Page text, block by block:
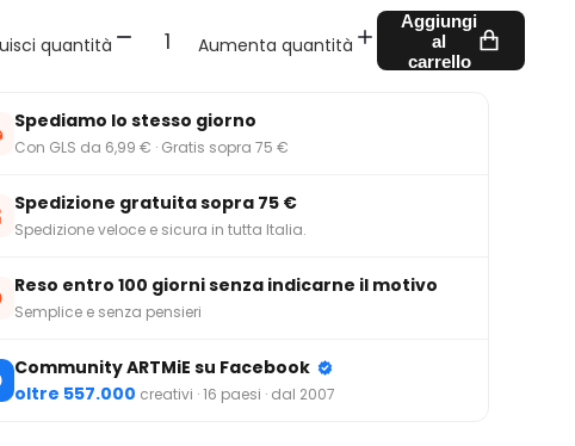
quantità Aumenta quantità
Aggiungi
al
carrello
Spediamo lo stesso giorno
Con GLS da 6,99 € · Gratis sopra 75 €
Spedizione gratuita sopra 75 €
Spedizione veloce e sicura in tutta Italia.
Reso entro 100 giorni senza indicarne il motivo
Semplice e senza pensieri
Community ARTMiE su Facebook
oltre 557.000 creativi · 16 paesi · dal 2007